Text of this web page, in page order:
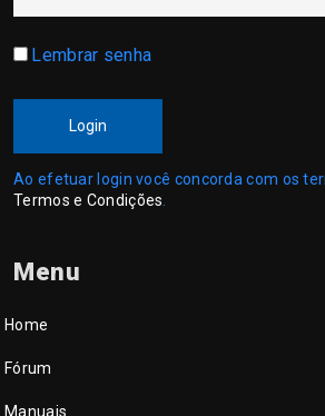
Lembrar senha
Login
Ao efetuar login você concorda com os
Termos e Condições
Menu
Home
Fórum
Manuais